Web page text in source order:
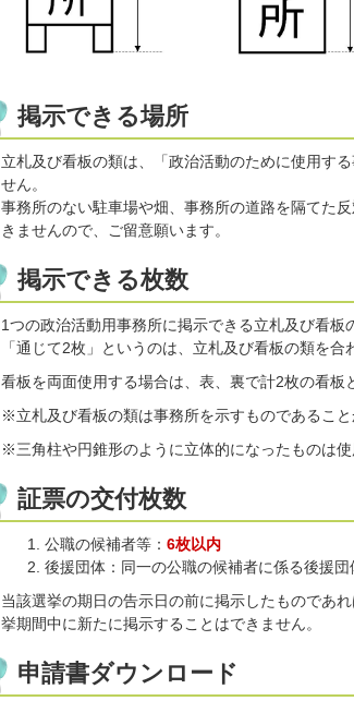
掲示できる場所
立札及び看板の類は、「政治活動のために使用す
せん。
事務所のない駐車場や畑、事務所の道路を隔てた
きませんので、ご留意願います。
掲示できる枚数
1つの政治活動用事務所に掲示できる立札及び看板
「通じて2枚」というのは、立札及び看板の類を合
看板を両面使用する場合は、表、裏で計2枚の看板
※立札及び看板の類は事務所を示すものであるこ
※三角柱や円錐形のように立体的になったものは使
証票の交付枚数
公職の候補者等： 6枚以内
後援団体：同一の公職の候補者に係る後援
当該選挙の期日の告示日の前に掲示したものであ
挙期間中に新たに掲示することはできません。
申請書ダウンロード